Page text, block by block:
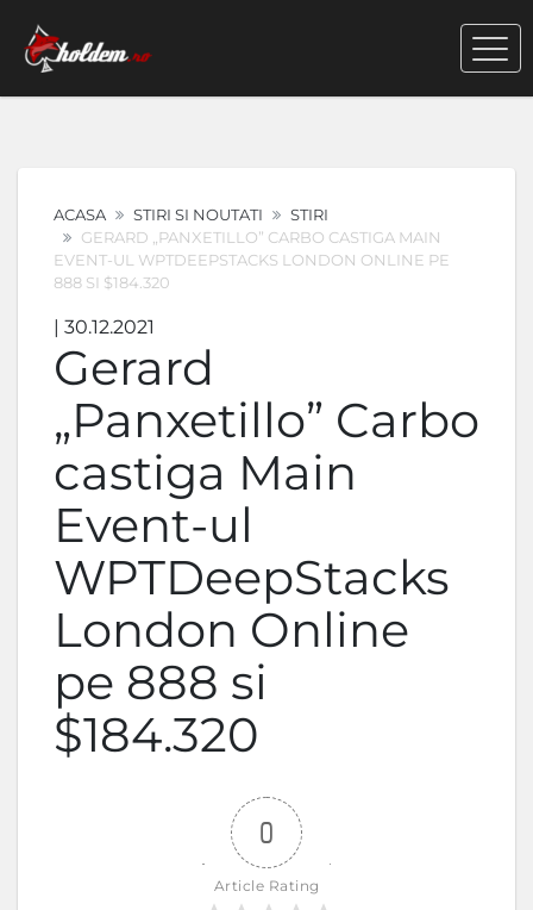
ACASA STIRI SI NOUTATI
STIRI
GERARD „PANXETILLO” CARBO CASTIGA MAIN
EVENT-UL WPTDEEPSTACKS LONDON ONLINE PE
888 SI $184.320
| 30.12.2021
Gerard
„Panxetillo” Carbo
castiga Main
Event-ul
WPTDeepStacks
London Online
pe 888 si
$184.320
0
Article Rating